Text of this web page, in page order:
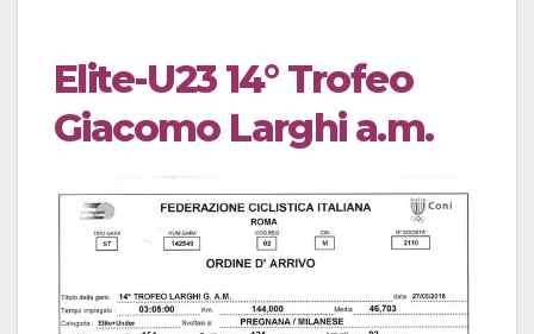
Elite-U23 14° Trofeo
Giacomo Larghi a.m.